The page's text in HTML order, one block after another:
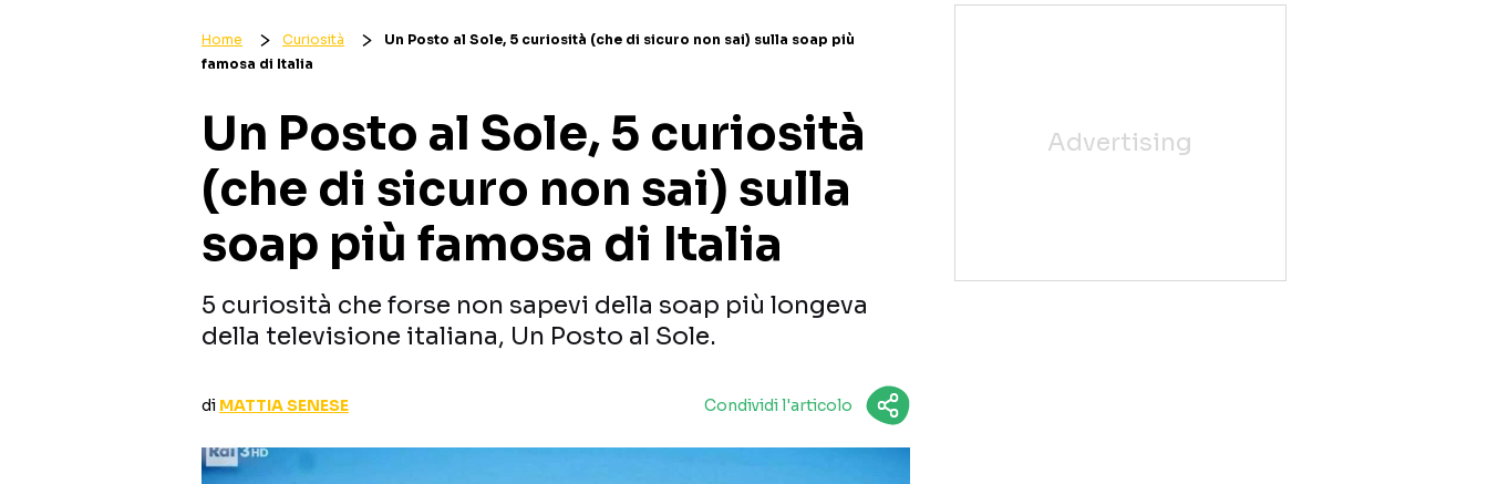
Home Curiosità
Un Posto al Sole, 5 curiosità (che di sicuro non sai) sulla soap più
famosa di Italia
Un Posto al Sole, 5 curiosità
(che di sicuro non sai) sulla
soap più famosa di Italia
5 curiosità che forse non sapevi della soap più longeva
della televisione italiana, Un Posto al Sole.
di MATTIA SENESE Condividi l'articolo